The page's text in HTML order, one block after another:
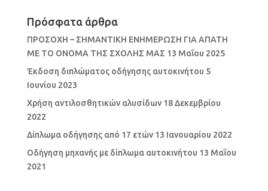
Πρόσφατα άρθρα
ΠΡΟΣΟΧΗ – ΣΗΜΑΝΤΙΚΗ ΕΝΗΜΕΡΩΣΗ ΓΙΑ ΑΠΑΤΗ
ΜΕ ΤΟ ΟΝΟΜΑ ΤΗΣ ΣΧΟΛΗΣ ΜΑΣ 13 Μαΐου 2025
Έκδοση διπλώματος οδήγησης αυτοκινήτου 5
Ιουνίου 2023
Χρήση αντιλοσθητικών αλυσίδων 18 Δεκεμβρίου
2022
Δίπλωμα οδήγησης από 17 ετών 13 Ιανουαρίου 2022
Οδήγηση μηχανής με δίπλωμα αυτοκινήτου 13 Μαΐου
2021